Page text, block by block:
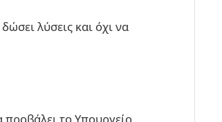
λύσεις και όχι να
προβάλει το Υπουργείο